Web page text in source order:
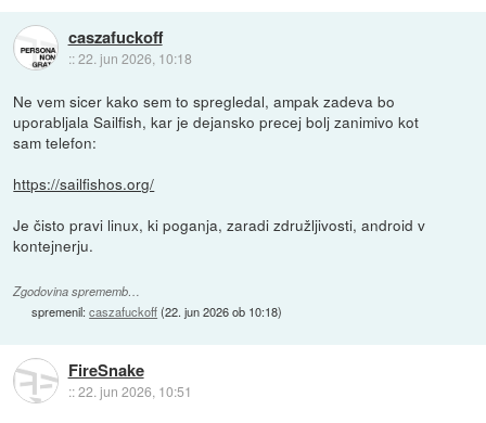
caszafuckoff
::22. jun 2026, 10:18
Ne vem sicer kako sem to spregledal, ampak zadeva bo
uporabljala Sailfish, kar je dejansko precej bolj zanimivo kot
sam telefon:
https://sailfishos.org/
Je čisto pravi linux, ki poganja, zaradi združljivosti, android v
kontejnerju.
Zgodovina sprememb…
spremenil:caszafuckoff(22. jun 2026 ob 10:18)
FireSnake
::22. jun 2026, 10:51